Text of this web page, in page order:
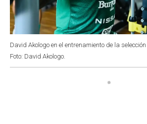
David Akologo en el entrenamiento de la selección
Foto: David Akologo.